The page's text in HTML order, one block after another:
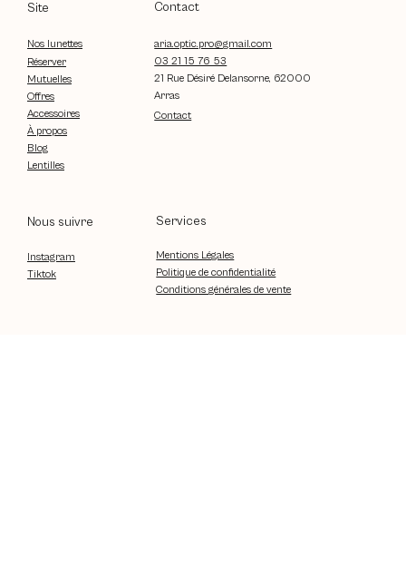
Site
Nos lunettes
Réserver
Mutuelles
Offres
Accessoires
À propos
Blog
Lentilles
Contact
Contact
aria.optic.pro@gmail.com
03 21 15 76 53
21 Rue Désiré Delansorne, 62000
Arras
Nous suivre
Instagram
Tiktok
Services
Mentions Légales
Politique de confidentialité
Conditions générales de vente